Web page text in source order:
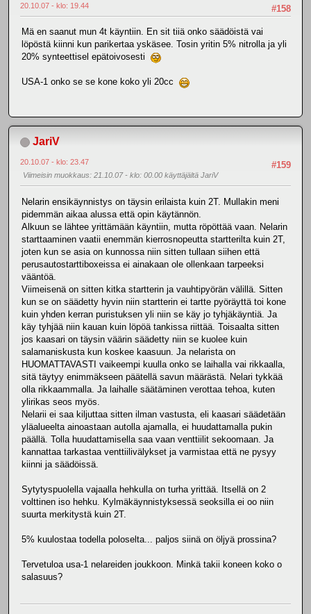
#158
20.10.07 - klo: 19.44
Mä en saanut mun 4t käyntiin. En sit tiiä onko säädöistä vai
löpöstä kiinni kun parikertaa yskäsee. Tosin yritin 5% nitrolla ja yli
20% synteettisel epätoivosesti
USA-1 onko se se kone koko yli 20cc
JariV
#159
20.10.07 - klo: 23.47
Viimeisin muokkaus: 21.10.07 - klo: 00.00 käyttäjältä JariV
Nelarin ensikäynnistys on täysin erilaista kuin 2T. Mullakin meni
pidemmän aikaa alussa että opin käytännön.
Alkuun se lähtee yrittämään käyntiin, mutta röpöttää vaan. Nelarin
starttaaminen vaatii enemmän kierrosnopeutta startterilta kuin 2T,
joten kun se asia on kunnossa niin sitten tullaan siihen että
perusautostarttiboxeissa ei ainakaan ole ollenkaan tarpeeksi
vääntöä.
Viimeisenä on sitten kitka startterin ja vauhtipyörän välillä. Sitten
kun se on säädetty hyvin niin startterin ei tartte pyöräyttä toi kone
kuin yhden kerran puristuksen yli niin se käy jo tyhjäkäyntiä. Ja
käy tyhjää niin kauan kuin löpöä tankissa riittää. Toisaalta sitten
jos kaasari on täysin väärin säädetty niin se kuolee kuin
salamaniskusta kun koskee kaasuun. Ja nelarista on
HUOMATTAVASTI vaikeempi kuulla onko se laihalla vai rikkaalla,
sitä täytyy enimmäkseen päätellä savun määrästä. Nelari tykkää
olla rikkaammalla. Ja laihalle säätäminen verottaa tehoa, kuten
ylirikas seos myös.
Nelarii ei saa kiljuttaa sitten ilman vastusta, eli kaasari säädetään
yläalueelta ainoastaan autolla ajamalla, ei huudattamalla pukin
päällä. Tolla huudattamisella saa vaan venttiilit sekoomaan. Ja
kannattaa tarkastaa venttiilivälykset ja varmistaa että ne pysyy
kiinni ja säädöissä.
Sytytyspuolella vajaalla hehkulla on turha yrittää. Itsellä on 2
volttinen iso hehku. Kylmäkäynnistyksessä seoksilla ei oo niin
suurta merkitystä kuin 2T.
5% kuulostaa todella poloselta... paljos siinä on öljyä prossina?
Tervetuloa usa-1 nelareiden joukkoon. Minkä takii koneen koko o
salasuus?